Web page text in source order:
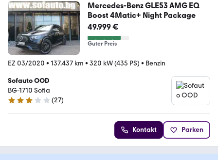
Mercedes-Benz GLE53 AMG EQ
Boost 4Matic+ Night Package
49.999 €
Guter Preis
EZ 03/2020 • 137.437 km • 320 kW (435 PS) • Benzin
Sofauto OOD
BG-1710 Sofia
3 Sterne
(27)
Kontakt Parken